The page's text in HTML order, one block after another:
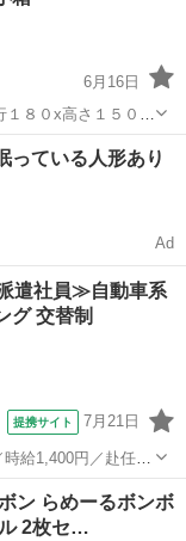
6月16日
チロール
っている人形あり
Ad
遣社員≫自動車系
グ 交替制
提携サイト 7月21日
時給1,400円／赴任旅
可能／マイカー通
ン らめーるボンボ
2枚セ…